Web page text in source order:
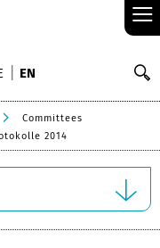
≡
EN
Committees
2014